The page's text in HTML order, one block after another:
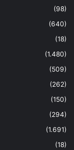
(98)
(640)
(18)
(1.480)
(509)
(262)
(150)
(294)
(1.691)
(18)